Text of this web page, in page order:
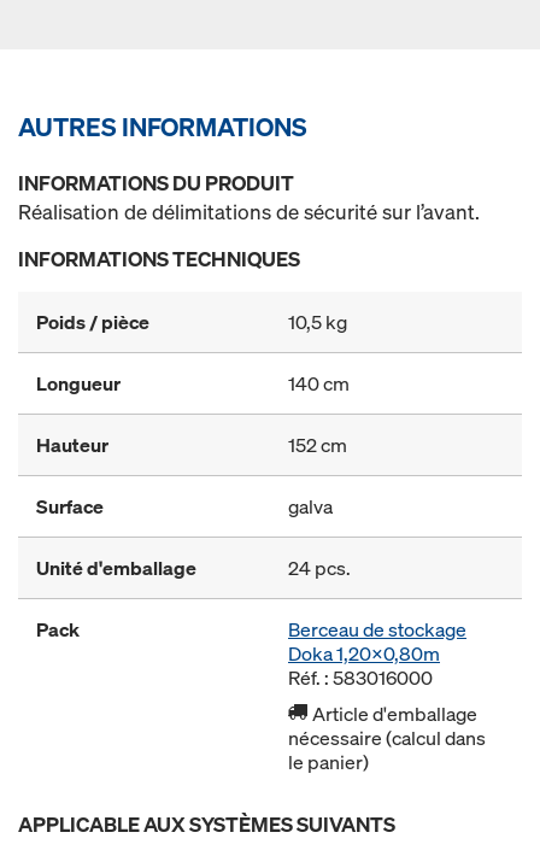
AUTRES INFORMATIONS
INFORMATIONS DU PRODUIT
Réalisation de délimitations de sécurité sur l’avant.
INFORMATIONS TECHNIQUES
Poids / pièce 10,5 kg
Longueur 140 cm
Hauteur 152 cm
Surface galva
Unité d'emballage 24 pcs.
Pack
Berceau de stockage
Doka 1,20x0,80m
Réf. : 583016000
Article d'emballage
nécessaire (calcul dans
le panier)
APPLICABLE AUX SYSTÈMES SUIVANTS